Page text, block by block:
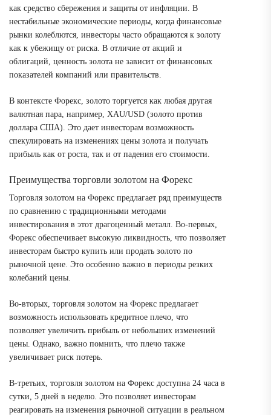
как средство сбережения и защиты от инфляции. В
нестабильные экономические периоды, когда финансовые
рынки колеблются, инвесторы часто обращаются к золоту
как к убежищу от риска. В отличие от акций и
облигаций, ценность золота не зависит от финансовых
показателей компаний или правительств.
В контексте Форекс, золото торгуется как любая другая
валютная пара, например, XAU/USD (золото против
доллара США). Это дает инвесторам возможность
спекулировать на изменениях цены золота и получать
прибыль как от роста, так и от падения его стоимости.
Преимущества торговли золотом на Форекс
Торговля золотом на Форекс предлагает ряд преимуществ
по сравнению с традиционными методами
инвестирования в этот драгоценный металл. Во-первых,
Форекс обеспечивает высокую ликвидность, что позволяет
инвесторам быстро купить или продать золото по
рыночной цене. Это особенно важно в периоды резких
колебаний цены.
Во-вторых, торговля золотом на Форекс предлагает
возможность использовать кредитное плечо, что
позволяет увеличить прибыль от небольших изменений
цены. Однако, важно помнить, что плечо также
увеличивает риск потерь.
В-третьих, торговля золотом на Форекс доступна 24 часа в
сутки, 5 дней в неделю. Это позволяет инвесторам
реагировать на изменения рыночной ситуации в реальном